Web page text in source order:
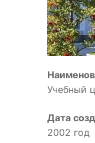
Учебный
Дата
2002 год